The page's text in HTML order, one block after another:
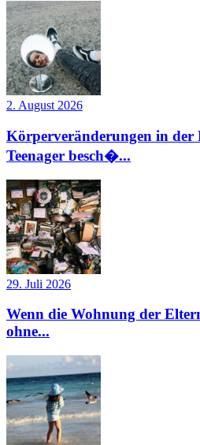
2. August 2026
Körperveränderungen in der
Teenager besch�...
29. Juli 2026
Wenn die Wohnung der
ohne...